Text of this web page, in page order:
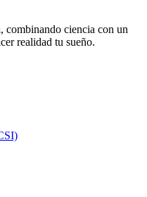
combinando ciencia con un
realidad tu sueño.